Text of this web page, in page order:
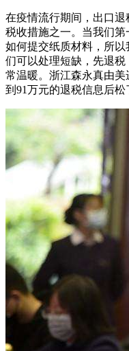
在疫情流行期间，出口
税收措施之一。当我们
如何提交纸质材料，所
们可以处理短缺，先退
常温暖。浙江森永真由
到91万元的退税信息后松